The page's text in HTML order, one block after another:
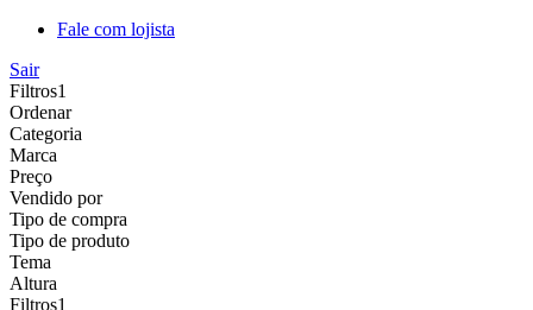
Fale com lojista
Sair
Filtros1
Ordenar
Categoria
Marca
Preço
Vendido por
Tipo de compra
Tipo de produto
Tema
Altura
Filtros1